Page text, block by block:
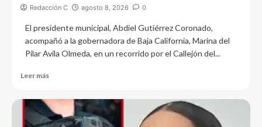
Redacción C agosto 8, 2026 0
El presidente municipal, Abdiel Gutiérrez Coronado,
acompañó a la gobernadora de Baja California, Marina del
Pilar Avila Olmeda, en un recorrido por el Callejón del...
Leer más